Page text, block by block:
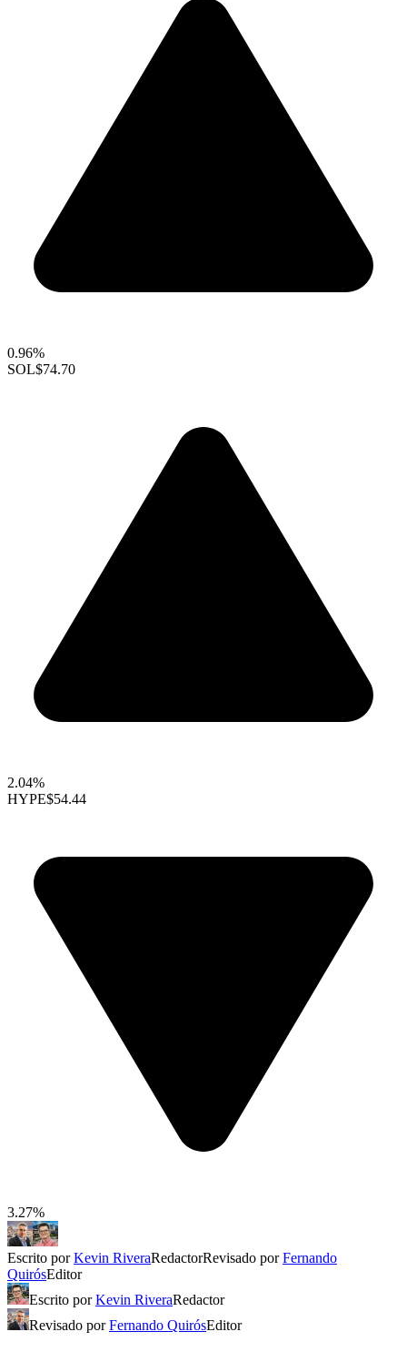
0.96%
SOL$74.70
2.04%
HYPE$54.44
3.27%
Escrito porKevin RiveraRedactorRevisado porFernando
QuirósEditor
Escrito porKevin RiveraRedactor
Revisado porFernando QuirósEditor